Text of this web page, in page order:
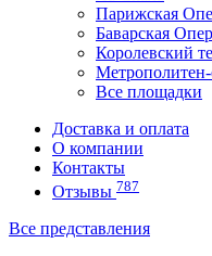
Парижская
Баварская
Королевский
Метрополитен-
Все площадки
Доставка и оплата
О компании
Контакты
Отзывы 787
Все представления